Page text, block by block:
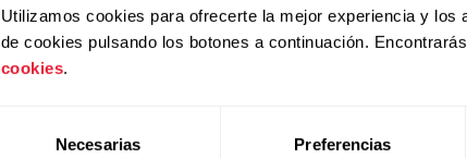
Utilizamos cookies para ofrecerte la mejor experiencia y
de cookies pulsando los botones a continuación.
cookies.
Necesarias Preferencias